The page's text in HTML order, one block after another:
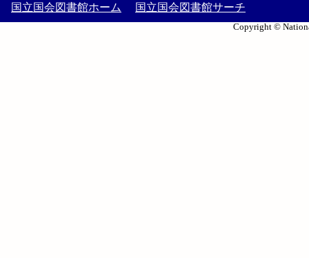
国立国会図書館ホーム 国立国会図書館サーチ
Copyright ©